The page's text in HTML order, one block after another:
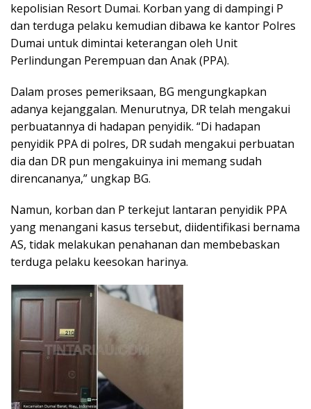
kepolisian Resort Dumai. Korban yang di dampingi P
dan terduga pelaku kemudian dibawa ke kantor Polres
Dumai untuk dimintai keterangan oleh Unit
Perlindungan Perempuan dan Anak (PPA).
​Dalam proses pemeriksaan, BG mengungkapkan
adanya kejanggalan. Menurutnya, DR telah mengakui
perbuatannya di hadapan penyidik. “Di hadapan
penyidik PPA di polres, DR sudah mengakui perbuatan
dia dan DR pun mengakuinya ini memang sudah
direncananya,” ungkap BG.
​Namun, korban dan P terkejut lantaran penyidik PPA
yang menangani kasus tersebut, diidentifikasi bernama
AS, tidak melakukan penahanan dan membebaskan
terduga pelaku keesokan harinya.